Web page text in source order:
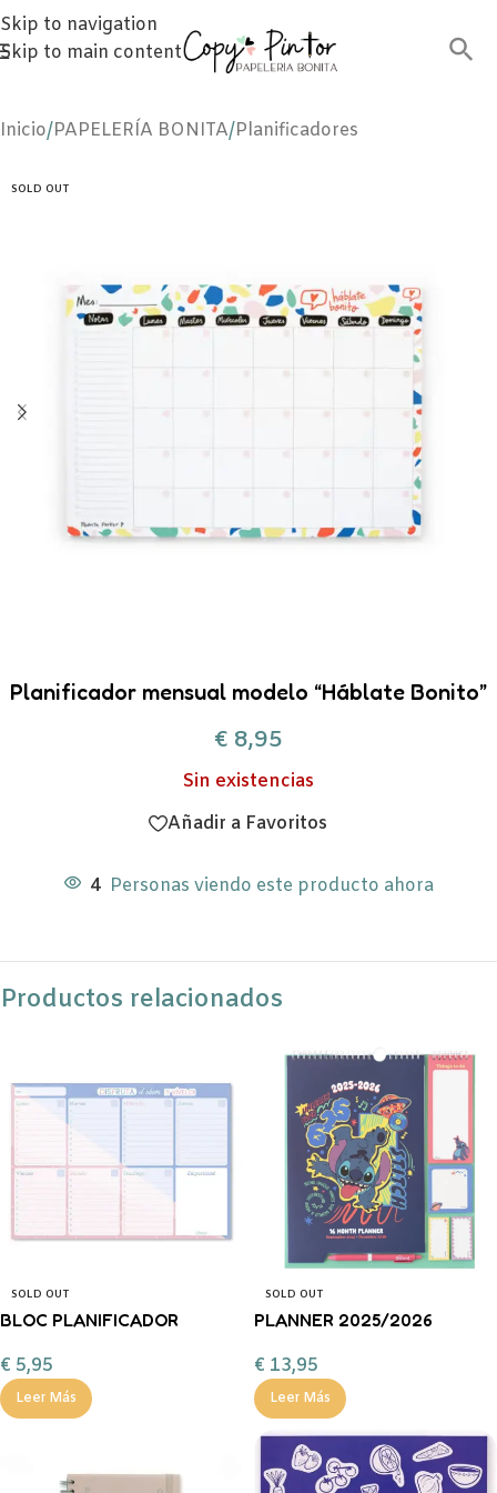
Skip to navigation
Skip to main content
Inicio/PAPELERÍA BONITA/Planificadores
SOLD OUT
Planificador mensual modelo “Háblate Bonito”
€ 8,95
Sin existencias
Añadir a Favoritos
4 Personas viendo este producto ahora
Productos relacionados
SOLD OUT
BLOC PLANIFICADOR
PASTEL COLLECTION
€ 5,95
Leer Más
SOLD OUT
PLANNER 2025/2026
€ 13,95
Leer Más